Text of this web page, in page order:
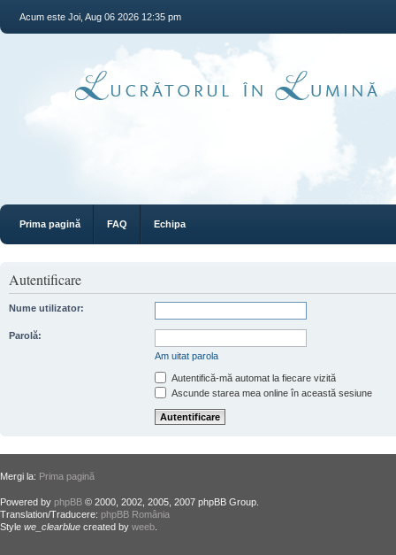
Acum este Joi, Aug 06 2026 12:35 pm
Prima pagină FAQ Echipa
Autentificare
Nume utilizator:
Parolă:
Am uitat parola
Autentifică-mă automat la fiecare vizită
Ascunde starea mea online în această sesiune
Mergi la: Prima pagină
Powered by phpBB © 2000, 2002, 2005, 2007 phpBB Group.
Translation/Traducere: phpBB România
Style we_clearblue created by weeb